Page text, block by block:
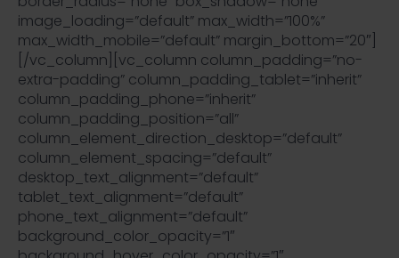
image_loading=”default” max_width=”100%”
max_width_mobile=”default” margin_bottom=”20″]
[/vc_column][vc_column column_padding=”no-
extra-padding” column_padding_tablet=”inherit”
column_padding_phone=”inherit”
column_padding_position=”all”
column_element_direction_desktop=”default”
column_element_spacing=”default”
desktop_text_alignment=”default”
tablet_text_alignment=”default”
phone_text_alignment=”default”
background_color_opacity=”1″